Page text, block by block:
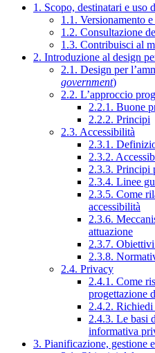
1. Scopo, destinatari e uso
1.1. Versionamento
1.2. Consultazione
1.3. Contribuisci al
2. Introduzione al design
2.1. Design per
government)
2.2. L’approccio
2.2.1. Buone
2.2.2. Principi
2.3. Accessibilità
2.3.1.
2.3.2.
2.3.3. Principi
2.3.4. Linee
2.3.5. Come
accessibilità
2.3.6.
attuazione
2.3.7.
2.3.8.
2.4. Privacy
2.4.1. Come
progettazione
2.4.2. Richiedi
2.4.3. Le basi
informativa
3. Pianificazione, gestione